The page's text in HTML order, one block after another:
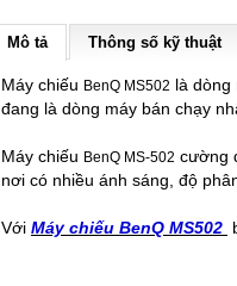
Mô tả Thông số kỹ thuật
Máy chiếu BenQ MS502 là dòng
đang là dòng máy bán chạy
Máy chiếu BenQ MS-502 cường
nơi có nhiều ánh sáng, độ
Với Máy chiếu BenQ MS502